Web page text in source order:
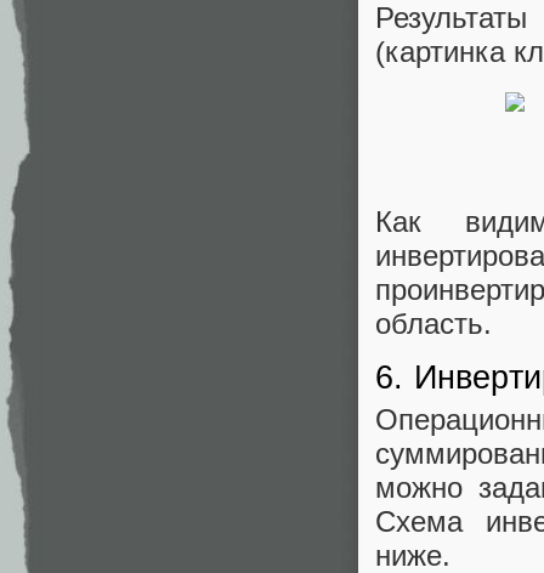
(картинка
Как
область.
6.
можно
Схема
ниже.